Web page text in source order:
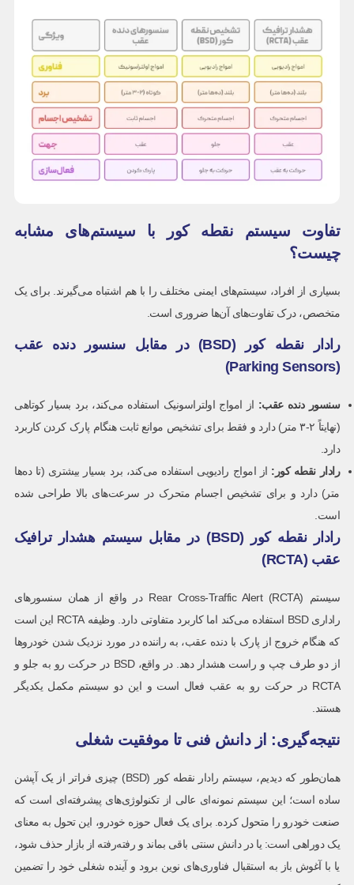
تفاوت سیستم نقطه کور با سیستم‌های مشابه
چیست؟
بسیاری از افراد، سیستم‌های ایمنی مختلف را با هم اشتباه می‌گیرند. برای یک
متخصص، درک تفاوت‌های آن‌ها ضروری است.
رادار نقطه کور (BSD) در مقابل سنسور دنده عقب
(Parking Sensors)
سنسور دنده عقب: از امواج اولتراسونیک استفاده می‌کند، برد بسیار کوتاهی
(نهایتاً ۲-۳ متر) دارد و فقط برای تشخیص موانع ثابت هنگام پارک کردن کاربرد
دارد.
رادار نقطه کور : از امواج رادیویی استفاده می‌کند، برد بسیار بیشتری (تا ده‌ها
متر) دارد و برای تشخیص اجسام متحرک در سرعت‌های بالا طراحی شده
است.
رادار نقطه کور (BSD) در مقابل سیستم هشدار ترافیک
عقب (RCTA)
سیستم Rear Cross-Traffic Alert (RCTA) در واقع از همان سنسورهای
راداری BSD استفاده می‌کند اما کاربرد متفاوتی دارد. وظیفه RCTA این است
که هنگام خروج از پارک با دنده عقب، به راننده در مورد نزدیک شدن خودروها
از دو طرف چپ و راست هشدار دهد. در واقع، BSD در حرکت رو به جلو و
RCTA در حرکت رو به عقب فعال است و این دو سیستم مکمل یکدیگر
هستند.
نتیجه‌گیری: از دانش فنی تا موفقیت شغلی
همان‌طور که دیدیم، سیستم رادار نقطه کور (BSD) چیزی فراتر از یک آپشن
ساده است؛ این سیستم نمونه‌ای عالی از تکنولوژی‌های پیشرفته‌ای است که
صنعت خودرو را متحول کرده. برای یک فعال حوزه خودرو، این تحول به معنای
یک دوراهی است: یا در دانش سنتی باقی بماند و رفته‌رفته از بازار حذف شود،
یا با آغوش باز به استقبال فناوری‌های نوین برود و آینده شغلی خود را تضمین